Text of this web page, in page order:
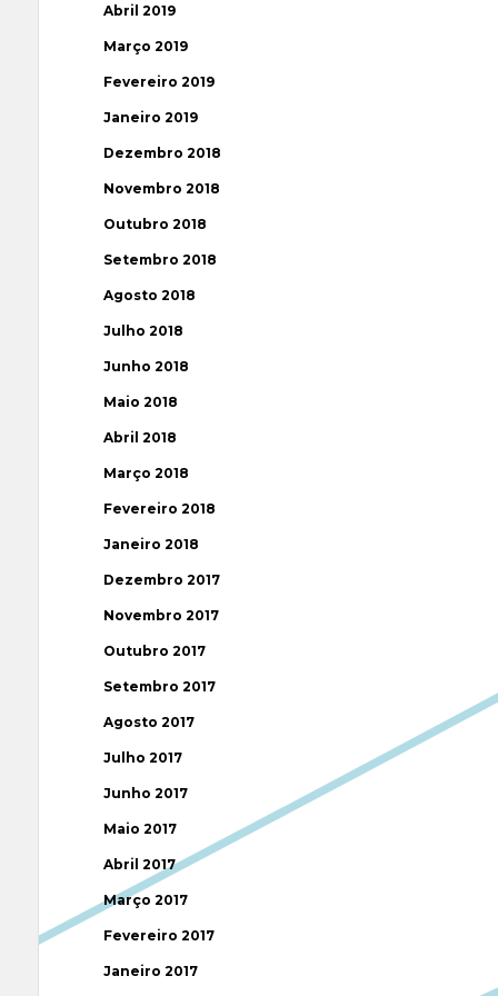
Abril 2019
Março 2019
Fevereiro 2019
Janeiro 2019
Dezembro 2018
Novembro 2018
Outubro 2018
Setembro 2018
Agosto 2018
Julho 2018
Junho 2018
Maio 2018
Abril 2018
Março 2018
Fevereiro 2018
Janeiro 2018
Dezembro 2017
Novembro 2017
Outubro 2017
Setembro 2017
Agosto 2017
Julho 2017
Junho 2017
Maio 2017
Abril 2017
Março 2017
Fevereiro 2017
Janeiro 2017